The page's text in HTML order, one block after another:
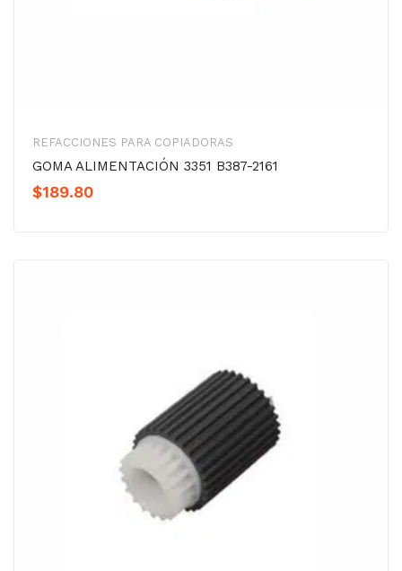
REFACCIONES PARA COPIADORAS
GOMA ALIMENTACIÓN 3351 B387-2161
$189.80